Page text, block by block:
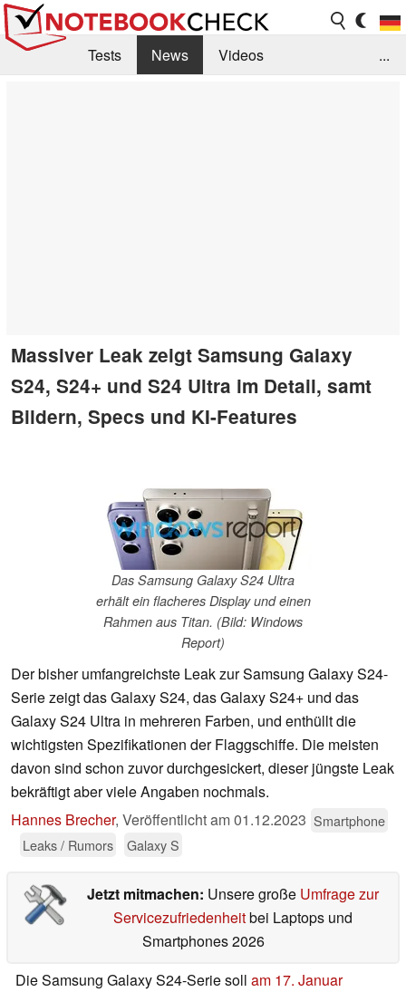
Tests News
Videos
...
Massiver Leak zeigt Samsung Galaxy
S24, S24+ und S24 Ultra im Detail, samt
Bildern, Specs und KI-Features
Das Samsung Galaxy S24 Ultra
erhält ein flacheres Display und einen
Rahmen aus Titan. (Bild: Windows
Report)
Der bisher umfangreichste Leak zur Samsung Galaxy S24-
Serie zeigt das Galaxy S24, das Galaxy S24+ und das
Galaxy S24 Ultra in mehreren Farben, und enthüllt die
wichtigsten Spezifikationen der Flaggschiffe. Die meisten
davon sind schon zuvor durchgesickert, dieser jüngste Leak
bekräftigt aber viele Angaben nochmals.
Hannes Brecher, Veröffentlicht am01.12.2023 Smartphone
Leaks / Rumors
Galaxy S
Jetzt mitmachen: Unsere große Umfrage zur
Servicezufriedenheitbei Laptops und
Smartphones 2026
Die Samsung Galaxy S24-Serie soll am 17. Januar